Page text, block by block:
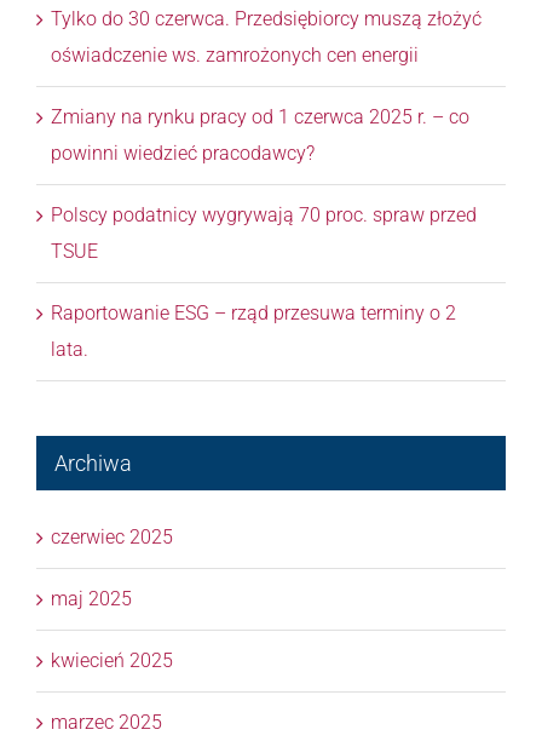
Tylko do 30 czerwca. Przedsiębiorcy muszą złożyć
oświadczenie ws. zamrożonych cen energii
Zmiany na rynku pracy od 1 czerwca 2025 r. – co
powinni wiedzieć pracodawcy?
Polscy podatnicy wygrywają 70 proc. spraw przed
TSUE
Raportowanie ESG – rząd przesuwa terminy o 2
lata.
Archiwa
czerwiec 2025
maj 2025
kwiecień 2025
marzec 2025